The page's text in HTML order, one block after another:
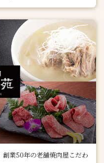
創業50年の老舗焼肉屋こだわ